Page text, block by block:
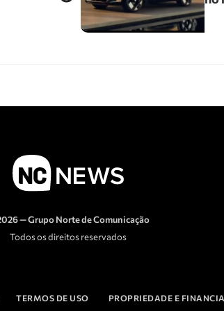
— Grupo Norte de Comunicação
Todos os direitos reservados
TERMOS DE USO PROPRIEDADE E